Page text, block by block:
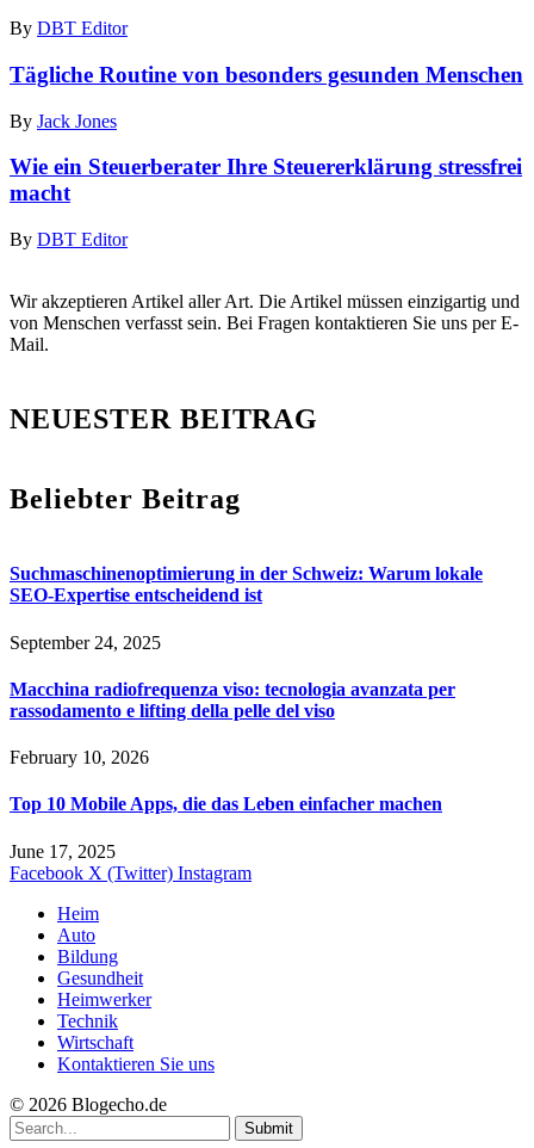
By DBT Editor
Tägliche Routine von besonders gesunden Menschen
By Jack Jones
Wie ein Steuerberater Ihre Steuererklärung stressfrei
macht
By DBT Editor
Wir akzeptieren Artikel aller Art. Die Artikel müssen einzigartig und
von Menschen verfasst sein. Bei Fragen kontaktieren Sie uns per E-
Mail.
NEUESTER BEITRAG
Beliebter Beitrag
Suchmaschinenoptimierung in der Schweiz: Warum lokale
SEO-Expertise entscheidend ist
September 24, 2025
Macchina radiofrequenza viso: tecnologia avanzata per
rassodamento e lifting della pelle del viso
February 10, 2026
Top 10 Mobile Apps, die das Leben einfacher machen
June 17, 2025
Facebook X (Twitter) Instagram
Heim
Auto
Bildung
Gesundheit
Heimwerker
Technik
Wirtschaft
Kontaktieren Sie uns
© 2026 Blogecho.de
Submit